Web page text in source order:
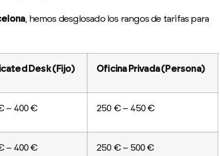
, hemos desglosado los rangos de tarifas para
Desk (Fijo) Oficina Privada (Persona)
– 400 € 250 € – 450 €
– 400 € 250 € – 500 €